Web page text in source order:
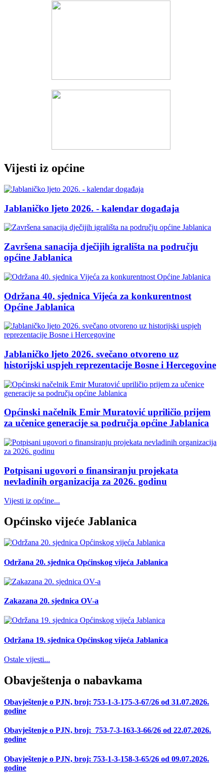
Vijesti iz općine
Jablaničko ljeto 2026. - kalendar događaja
Završena sanacija dječijih igrališta na području
općine Jablanica
Održana 40. sjednica Vijeća za konkurentnost
Općine Jablanica
Jablaničko ljeto 2026. svečano otvoreno uz
historijski uspjeh reprezentacije Bosne i Hercegovine
Općinski načelnik Emir Muratović upriličio prijem
za učenice generacije sa područja općine Jablanica
Potpisani ugovori o finansiranju projekata
nevladinih organizacija za 2026. godinu
Vijesti iz općine...
Općinsko vijeće Jablanica
Održana 20. sjednica Općinskog vijeća Jablanica
Zakazana 20. sjednica OV-a
Održana 19. sjednica Općinskog vijeća Jablanica
Ostale vijesti...
Obavještenja o nabavkama
Obavještenje o PJN, broj: 753-1-3-175-3-67/26 od 31.07.2026.
godine
Obavještenje o PJN, broj: 753-7-3-163-3-66/26 od 22.07.2026.
godine
Obavještenje o PJN, broj: 753-1-3-158-3-65/26 od 09.07.2026.
godine